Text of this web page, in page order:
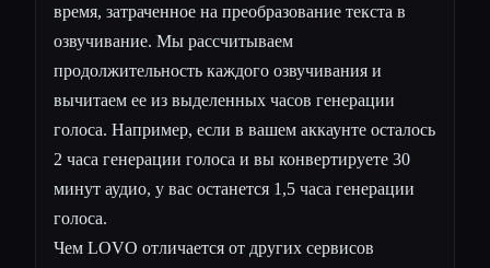
время, затраченное на преобразование текста в
озвучивание. Мы рассчитываем
продолжительность каждого озвучивания и
вычитаем ее из выделенных часов генерации
голоса. Например, если в вашем аккаунте осталось
2 часа генерации голоса и вы конвертируете 30
минут аудио, у вас останется 1,5 часа генерации
голоса.
Чем LOVO отличается от других сервисов